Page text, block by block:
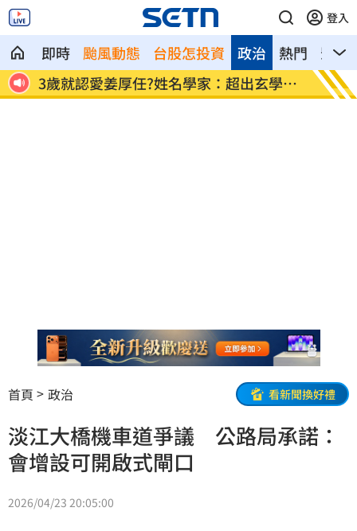
登入
即時 颱風動態 台股怎投資 熱門 影音
政治
演
3歲就認愛姜厚任?姓名學家：超出玄學範
疇
國小
首頁 政治 看新聞換好禮
淡江大橋機車道爭議 公路局承諾：
會增設可開啟式閘口
2026/04/23 20:05:00